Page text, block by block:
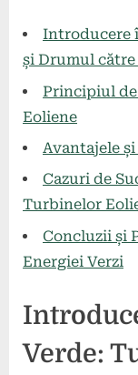
Introducere
și Drumul
Principiul
Eoliene
Avantajele
Cazuri de
Turbinelor
Concluzii și
Energiei Verzi
Verde: